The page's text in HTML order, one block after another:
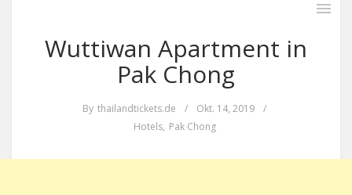
Wuttiwan Apartment in
Pak Chong
By thailandtickets.de / Okt. 14, 2019
/
Hotels, Pak Chong